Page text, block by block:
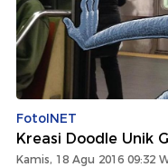
FotoINET
Kreasi Doodle Unik
Kamis, 18 Agu 2016 09:32